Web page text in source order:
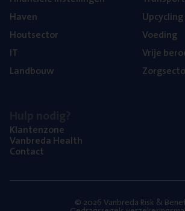
Haven
Hout­sec­tor
IT
Land­bouw
Upcy­cling
Voe­ding
Vrije
Klan­ten­zo­ne
Van­b­re­da Health
Con­tact
© 2026 Vanbreda Risk &